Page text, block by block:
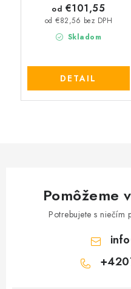
Skladom
od €82,56 bez DPH
od €101,55
DETAIL
Pomôžeme
Potrebujete s niečím
info